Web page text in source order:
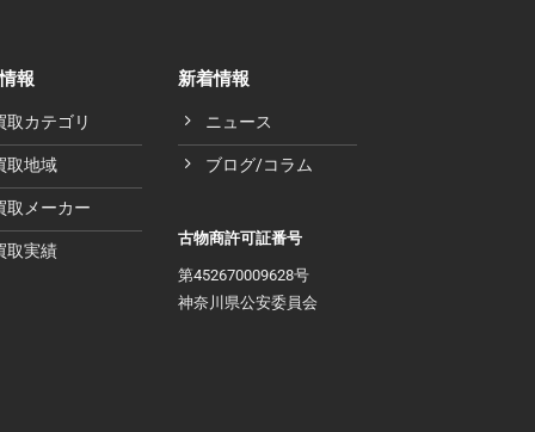
報
取カテゴリ
取地域
取メーカー
取実績
新着情報
ニュース
ブログ/コラム
古物商許可証番号
第452670009628号
神奈川県公安委員会